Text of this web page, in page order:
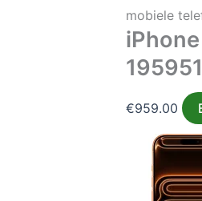
mobiele
€959.00